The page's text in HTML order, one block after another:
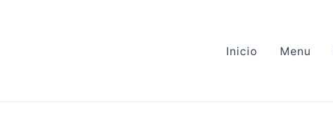
Inicio Menu